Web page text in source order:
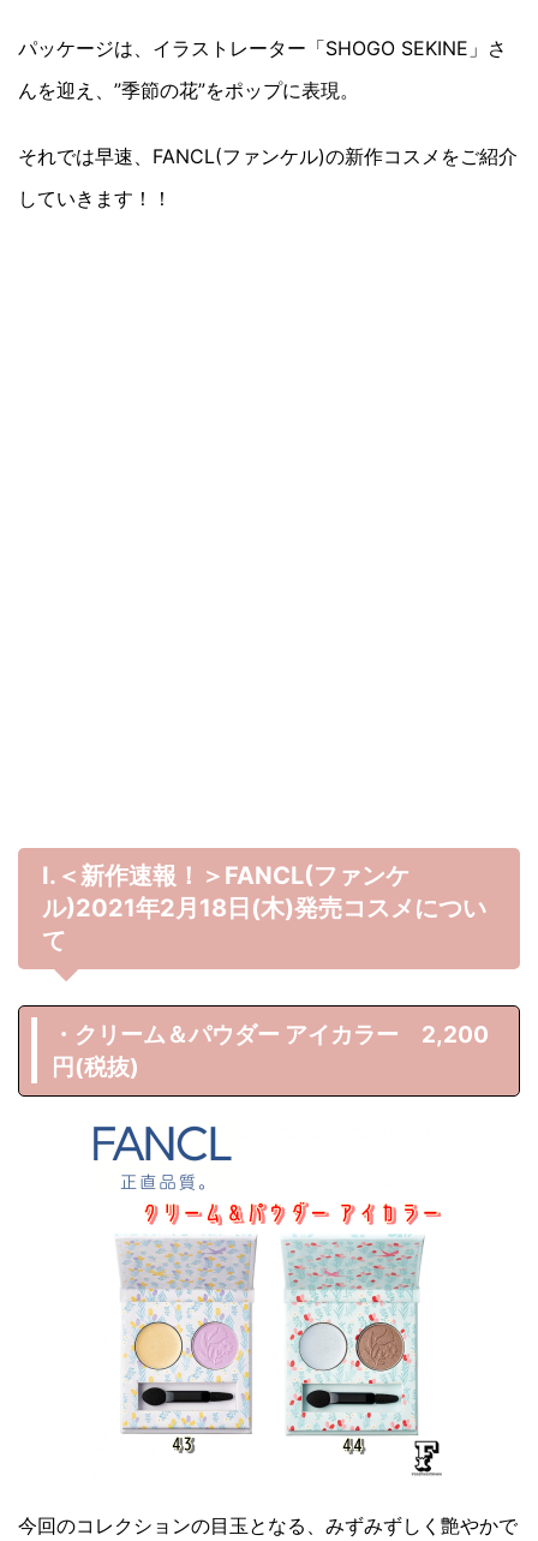
パッケージは、イラストレーター「SHOGO SEKINE」さ
んを迎え、”季節の花”をポップに表現。
それでは早速、FANCL(ファンケル)の新作コスメをご紹介
していきます！！
Ⅰ.＜新作速報！＞FANCL(ファンケ
ル)2021年2月18日(木)発売コスメについ
て
・クリーム＆パウダー アイカラー 2,200
円(税抜)
今回のコレクションの目玉となる、みずみずしく艶やかで